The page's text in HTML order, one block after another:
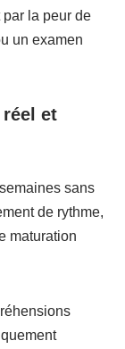
par la peur de
un examen
et
sans
de rythme,
maturation